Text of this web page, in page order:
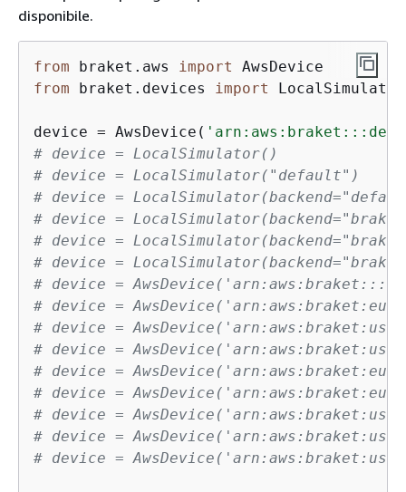
disponibile.
from braket.aws import
from braket.devices import LocalSimulator
device = AwsDevice(
# device = LocalSimulator()
# device =
# device =
# device =
# device =
# device =
# device =
# device =
# device =
# device =
# device =
# device =
# device =
# device =
# device =